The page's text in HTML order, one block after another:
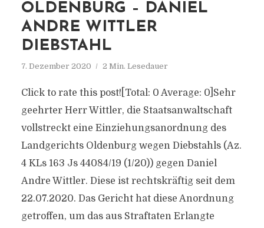
OLDENBURG – DANIEL
ANDRE WITTLER
DIEBSTAHL
7. Dezember 2020 2 Min. Lesedauer
Click to rate this post![Total: 0 Average: 0]Sehr
geehrter Herr Wittler, die Staatsanwaltschaft
vollstreckt eine Einziehungsanordnung des
Landgerichts Oldenburg wegen Diebstahls (Az.
4 KLs 163 Js 44084/19 (1/20)) gegen Daniel
Andre Wittler. Diese ist rechtskräftig seit dem
22.07.2020. Das Gericht hat diese Anordnung
getroffen, um das aus Straftaten Erlangte